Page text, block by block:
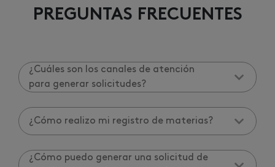
PREGUNTAS FRECUENTES
¿Cuáles son los canales de atención
para generar solicitudes?
¿Cómo realizo mi registro de materias?
¿Cómo puedo generar una solicitud de